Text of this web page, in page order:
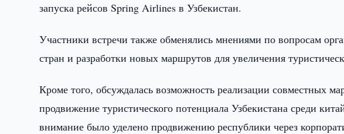
запуска рейсов Spring Airlines в Узбекистан.
Участники встречи также обменялись мнениями по вопросам
стран и разработки новых маршрутов для увеличения
Кроме того, обсуждалась возможность реализации совместных
продвижение туристического потенциала Узбекистана среди
внимание было уделено продвижению республики через